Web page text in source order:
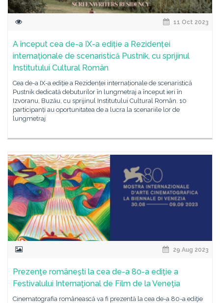
11 Oct 2023
A început cea de-a IX-a ediție a Rezidenței
internaționale de scenaristică Pustnik, cu sprijinul
Institutului Cultural Român
Cea de-a IX-a ediție a Rezidenței internaționale de scenaristică
Pustnik dedicată debuturilor în lungmetraj a început ieri în
Izvoranu, Buzău, cu sprijinul Institutului Cultural Român. 10
participanți au oportunitatea de a lucra la scenariile lor de
lungmetraj
29 Aug 2023
Prezenţe româneşti la cea de-a 80-a ediţie a
Festivalului Internaţional de Film de la Veneţia
Cinematografia românească va fi prezentă la cea de-a 80-a ediţie